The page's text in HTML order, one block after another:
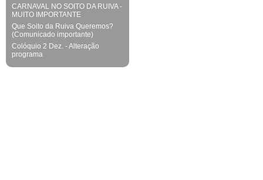
CARNAVAL NO SOITO DA RUIVA -
MUITO IMPORTANTE
Que Soito da Ruiva Queremos?
(Comunicado importante)
Colóquio 2 Dez. - Alteração
programa